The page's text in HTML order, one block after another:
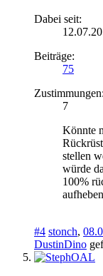
Dabei seit:
Beiträge:
75
Zustimmungen:
7
Könnte
stellen
würde
100%
#4 stonch,
DustinDino